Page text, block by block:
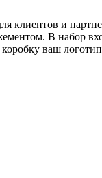
клиентов и
В набор
ваш